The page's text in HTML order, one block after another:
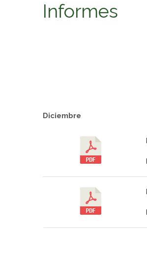
Informes
Diciembre